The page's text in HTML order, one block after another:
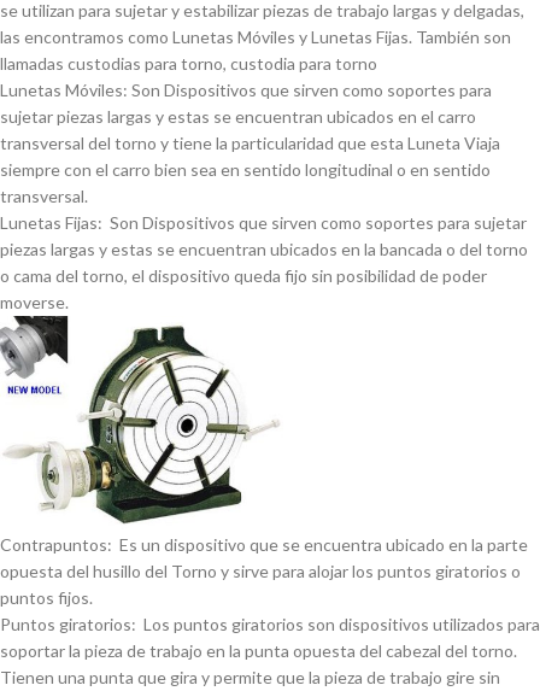
se utilizan para sujetar y estabilizar piezas de trabajo largas y delgadas,
las encontramos como Lunetas Móviles y Lunetas Fijas. También son
llamadas custodias para torno, custodia para torno
Lunetas Móviles: Son Dispositivos que sirven como soportes para
sujetar piezas largas y estas se encuentran ubicados en el carro
transversal del torno y tiene la particularidad que esta Luneta Viaja
siempre con el carro bien sea en sentido longitudinal o en sentido
transversal.
Lunetas Fijas: Son Dispositivos que sirven como soportes para sujetar
piezas largas y estas se encuentran ubicados en la bancada o del torno
o cama del torno, el dispositivo queda fijo sin posibilidad de poder
moverse.
Contrapuntos: Es un dispositivo que se encuentra ubicado en la parte
opuesta del husillo del Torno y sirve para alojar los puntos giratorios o
puntos fijos.
Puntos giratorios: Los puntos giratorios son dispositivos utilizados para
soportar la pieza de trabajo en la punta opuesta del cabezal del torno.
Tienen una punta que gira y permite que la pieza de trabajo gire sin